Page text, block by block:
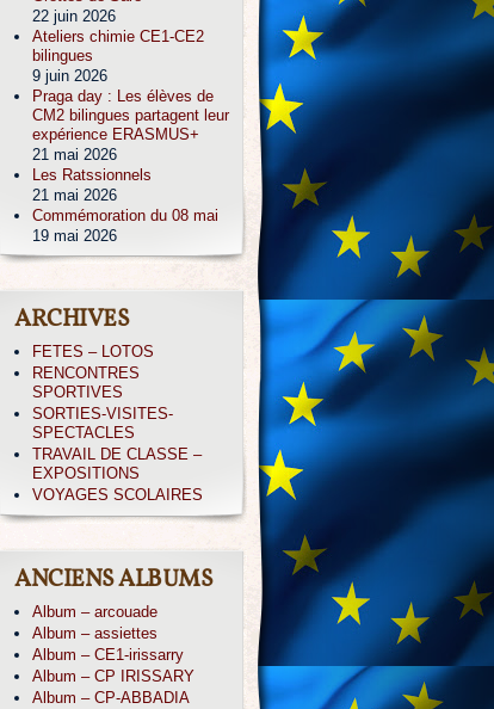
22 juin 2026
Ateliers chimie CE1-CE2
bilingues
9 juin 2026
Praga day : Les élèves de
CM2 bilingues partagent leur
expérience ERASMUS+
21 mai 2026
Les Ratssionnels
21 mai 2026
Commémoration du 08 mai
19 mai 2026
ARCHIVES
FETES – LOTOS
RENCONTRES
SPORTIVES
SORTIES-VISITES-
SPECTACLES
TRAVAIL DE CLASSE –
EXPOSITIONS
VOYAGES SCOLAIRES
ANCIENS ALBUMS
Album – arcouade
Album – assiettes
Album – CE1-irissarry
Album – CP IRISSARY
Album – CP-ABBADIA